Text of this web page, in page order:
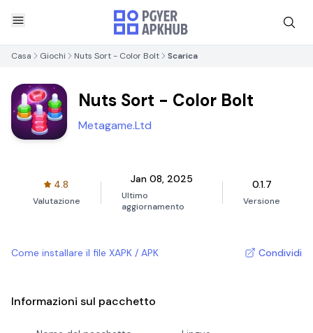
Casa Giochi Nuts Sort - Color Bolt Scarica
Nuts Sort - Color Bolt
Metagame.Ltd
4.8
Valutazione
Jan 08, 2025
Ultimo
aggiornamento
0.1.7
Versione
Come installare il file XAPK / APK Condividi
Informazioni sul pacchetto